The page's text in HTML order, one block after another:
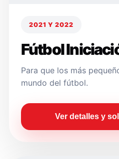
2021 Y 2022
Fútbol
Para que los más
mundo del fútbol.
Ver detalles y